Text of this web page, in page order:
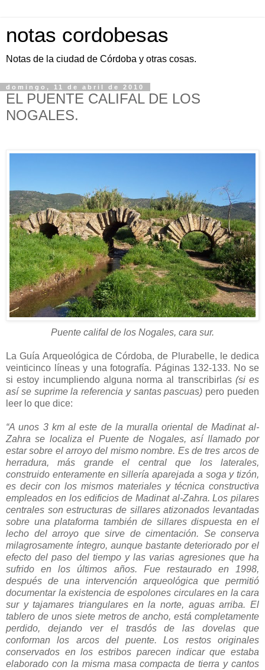
notas cordobesas
Notas de la ciudad de Córdoba y otras cosas.
domingo, 11 de abril de 2010
EL PUENTE CALIFAL DE LOS
NOGALES.
Puente califal de los Nogales, cara sur.
La Guía Arqueológica de Córdoba, de Plurabelle, le dedica
veinticinco líneas y una fotografía. Páginas 132-133. No se
si estoy incumpliendo alguna norma al transcribirlas (si es
así se suprime la referencia y santas pascuas) pero pueden
leer lo que dice:
“A unos 3 km al este de la muralla oriental de Madinat al-
Zahra se localiza el Puente de Nogales, así llamado por
estar sobre el arroyo del mismo nombre. Es de tres arcos de
herradura, más grande el central que los laterales,
construido enteramente en sillería aparejada a soga y tizón,
es decir con los mismos materiales y técnica constructiva
empleados en los edificios de Madinat al-Zahra. Los pilares
centrales son estructuras de sillares atizonados levantadas
sobre una plataforma también de sillares dispuesta en el
lecho del arroyo que sirve de cimentación. Se conserva
milagrosamente íntegro, aunque bastante deteriorado por el
efecto del paso del tiempo y las varias agresiones que ha
sufrido en los últimos años. Fue restaurado en 1998,
después de una intervención arqueológica que permitió
documentar la existencia de espolones circulares en la cara
sur y tajamares triangulares en la norte, aguas arriba. El
tablero de unos siete metros de ancho, está completamente
perdido, dejando ver el trasdós de las dovelas que
conforman los arcos del puente. Los restos originales
conservados en los estribos parecen indicar que estaba
elaborado con la misma masa compacta de tierra y cantos